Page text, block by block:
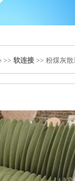
>> 软连接 >> 粉煤灰